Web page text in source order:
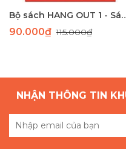
Bộ sách HANG OUT 1 - Sách
90.000₫115.000₫
NHẬN THÔNG TIN